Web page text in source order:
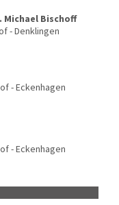
Michael Bischoff
- Denklingen
- Eckenhagen
- Eckenhagen